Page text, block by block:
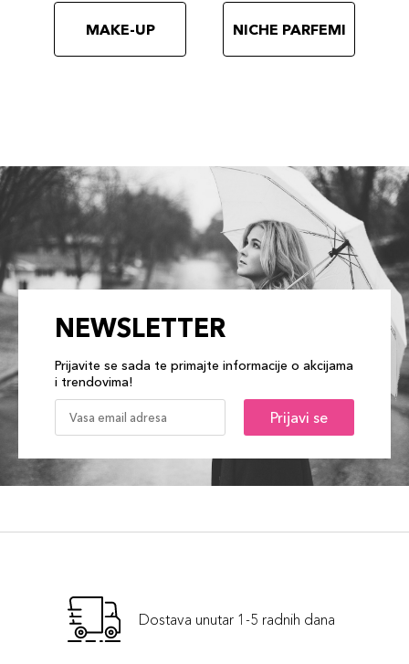
MAKE-UP NICHE PARFEMI
NEWSLETTER
Prijavite se sada te primajte informacije o akcijama
i trendovima!
Prijavi se
Dostava unutar 1-5 radnih dana